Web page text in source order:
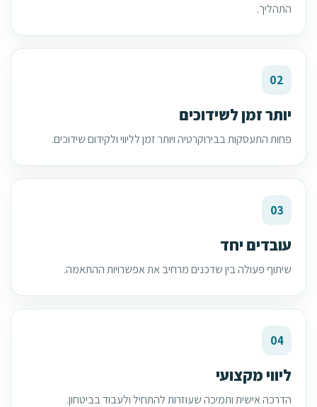
התהליך.
02
יותר זמן לשידוכים
פחות התעסקות בבירוקרטיה ויותר זמן לליווי ולקידום שידוכים.
03
עובדים יחד
שיתוף פעולה בין שדכנים מרחיב את אפשרויות ההתאמה.
04
ליווי מקצועי
הדרכה אישית ותמיכה שעוזרות להתחיל ולעבוד בביטחון.